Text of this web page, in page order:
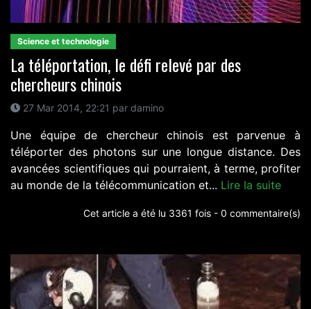
Science et technologie
La téléportation, le défi relevé par des
chercheurs chinois
27 Mar 2014, 22:21 par damino
Une équipe de chercheur chinois est parvenue à
téléporter des photons sur une longue distance. Des
avancées scientifiques qui pourraient, à terme, profiter
au monde de la télécommunication et... Lire la suite
Cet article a été lu 3361 fois - 0 commentaire(s)